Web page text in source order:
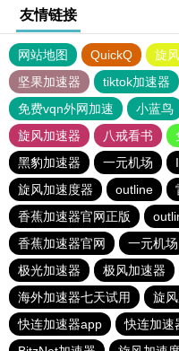
友情链接
网站地图 QuickQ 旋
坚果加速器
tiktok加速器
免费vqn外网加速
小蓝鸟
旋风加速器
八戒看书
黑豹加速器
一元机场
旋风加速度器
outline
香蕉加速器官网正版
香蕉加速器官网
一元机场
极光加速器
极风加速器
海外加速器七天试用
旋
快连加速器app
快连加速